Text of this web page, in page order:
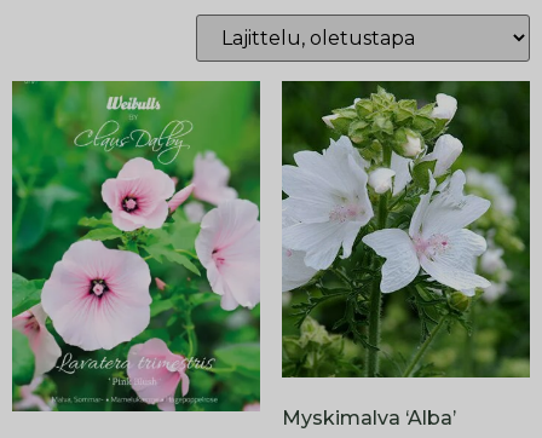
Myskimalva ‘Alba’